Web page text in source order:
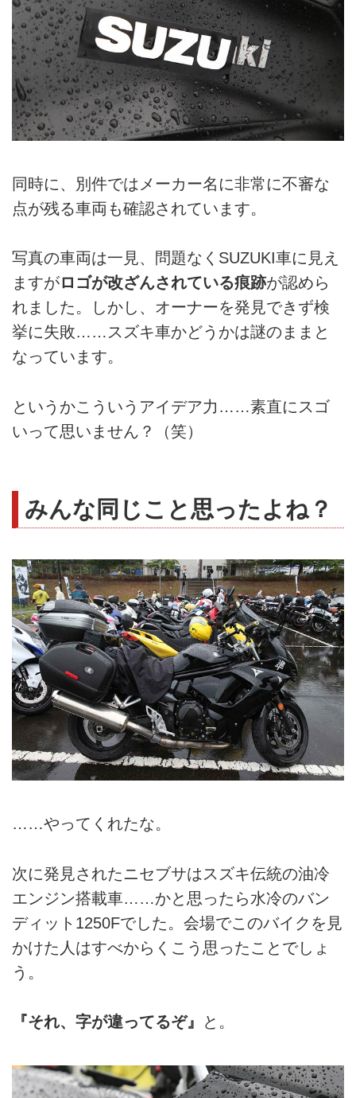
同時に、別件ではメーカー名に非常に不審な
点が残る車両も確認されています。
写真の車両は一見、問題なくSUZUKI車に見え
ますがロゴが改ざんされている痕跡が認めら
れました。しかし、オーナーを発見できず検
挙に失敗……スズキ車かどうかは謎のままと
なっています。
というかこういうアイデア力……素直にスゴ
いって思いません？（笑）
みんな同じこと思ったよね？
……やってくれたな。
次に発見されたニセブサはスズキ伝統の油冷
エンジン搭載車……かと思ったら水冷のバン
ディット1250Fでした。会場でこのバイクを見
かけた人はすべからくこう思ったことでしょ
う。
『それ、字が違ってるぞ』 と。